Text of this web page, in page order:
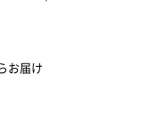
お届け